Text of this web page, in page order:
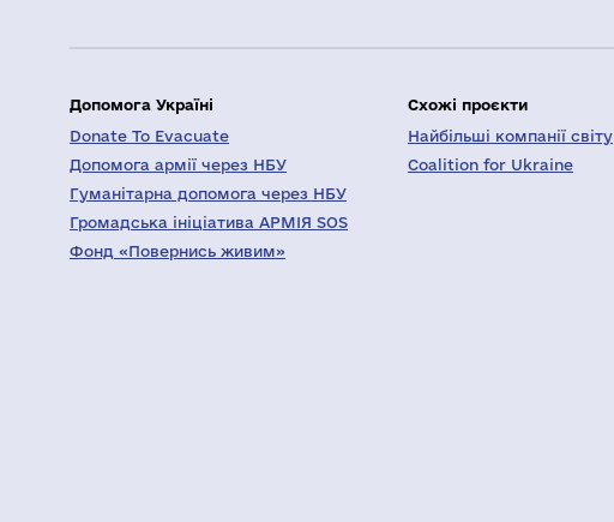
Допомога Україні
Donate To Evacuate
Допомога армії через НБУ
Гуманітарна допомога через НБУ
Громадська ініціатива АРМІЯ SOS
Фонд «Повернись живим»
Схожі проєкти
Найбільші компанії світу
Coalition for Ukraine